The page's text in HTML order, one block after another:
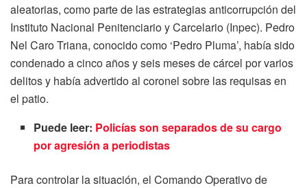
aleatorias, como parte de las estrategias anticorrupción del
Instituto Nacional Penitenciario y Carcelario (Inpec). Pedro
Nel Caro Triana, conocido como ‘Pedro Pluma’, había sido
condenado a cinco años y seis meses de cárcel por varios
delitos y había advertido al coronel sobre las requisas en
el patio.
Puede leer: Policías son separados de su cargo
por agresión a periodistas
Para controlar la situación, el Comando Operativo de